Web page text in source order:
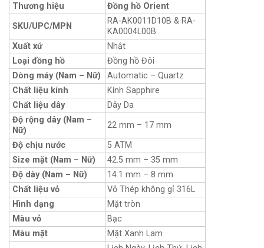
Thương hiệu
Đồng hồ Orient
SKU/UPC/MPN
RA-AK0011D10B & RA-
KA0004L00B
Xuất xứ
Nhật
Loại đồng hồ
Đồng hồ Đôi
Dòng máy (Nam – Nữ)
Automatic – Quartz
Chất liệu kính
Kính Sapphire
Chất liệu dây
Dây Da
Độ rộng dây (Nam –
Nữ)
22 mm – 17 mm
Độ chịu nước
5 ATM
Size mặt (Nam – Nữ)
42.5 mm – 35 mm
Độ dày (Nam – Nữ)
14.1 mm – 8 mm
Chất liệu vỏ
Vỏ Thép không gỉ 316L
Hình dạng
Mặt tròn
Màu vỏ
Bạc
Màu mặt
Mặt Xanh Lam